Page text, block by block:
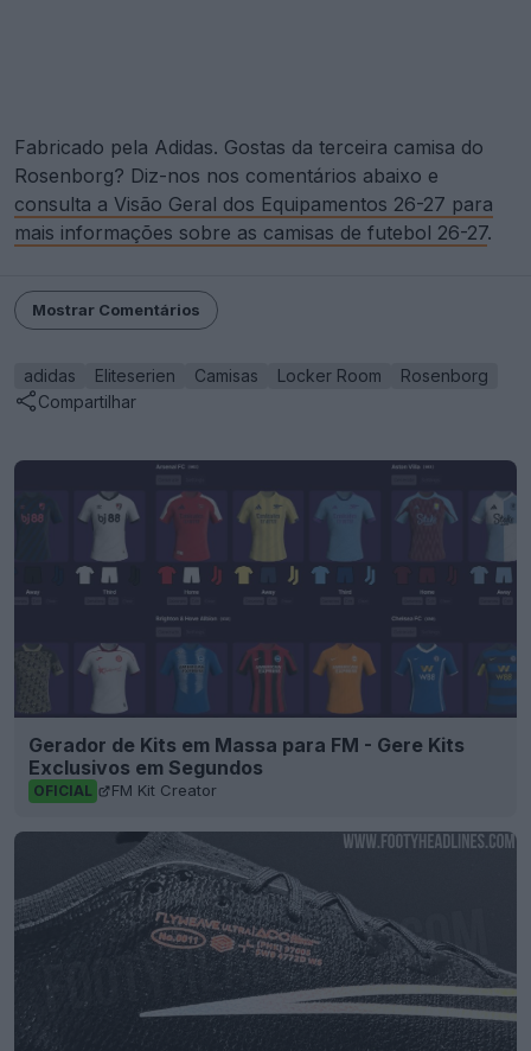
Fabricado pela Adidas. Gostas da terceira camisa do
Rosenborg? Diz-nos nos comentários abaixo e
consulta a Visão Geral dos Equipamentos 26-27 para
mais informações sobre as camisas de futebol 26-27.
Mostrar Comentários
adidas Eliteserien Camisas Locker Room
Rosenborg
Compartilhar
Gerador de Kits em Massa para FM - Gere Kits
Exclusivos em Segundos
OFICIAL FM Kit Creator